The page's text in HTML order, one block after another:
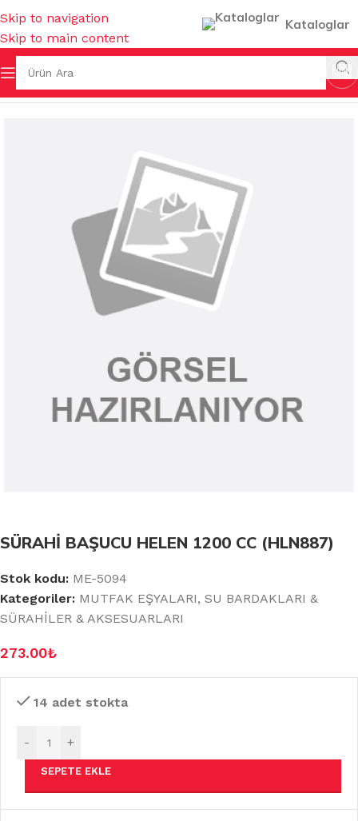
Skip to navigation
Skip to main content
Kataloglar
SU BARDAKLARI & SÜRAHİLER & AKSESUARLARI
SÜRAHİ BAŞUCU HELEN 1200 CC (HLN887)
Stok kodu: ME-5094
Kategoriler: MUTFAK EŞYALARI, SU BARDAKLARI &
SÜRAHİLER & AKSESUARLARI
273.00₺
14 adet stokta
- +
SEPETE EKLE